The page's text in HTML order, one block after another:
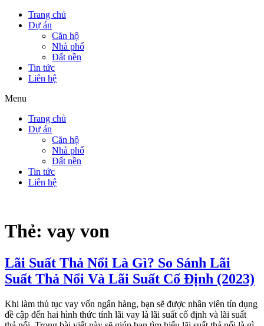
Trang chủ
Dự án
Căn hộ
Nhà phố
Đất nền
Tin tức
Liên hệ
Menu
Trang chủ
Dự án
Căn hộ
Nhà phố
Đất nền
Tin tức
Liên hệ
Thẻ: vay von
Lãi Suất Thả Nổi Là Gì? So Sánh Lãi
Suất Thả Nổi Và Lãi Suất Cố Định (2023)
Khi làm thủ tục vay vốn ngân hàng, bạn sẽ được nhân viên tín dụng
đề cập đến hai hình thức tính lãi vay là lãi suất cố định và lãi suất